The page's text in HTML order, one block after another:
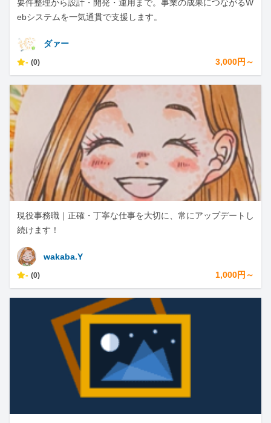
要件整理から設計・開発・運用まで。事業の成果につながるW
ebシステムを一気通貫で支援します。
ダァー
- (0) 3,000円～
現役事務職｜正確・丁寧な仕事を大切に、常にアップデートし
続けます！
wakaba.Y
- (0) 1,000円～